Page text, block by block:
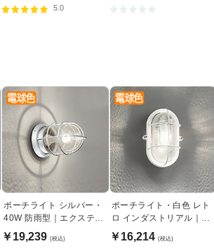
5.0
ポーチライト シルバー・
40W 防雨型｜エクステリ
アライト
￥19,239 (税込)
ポーチライト・白色 レト
ロ インダストリアル｜
40W
￥16,214 (税込)